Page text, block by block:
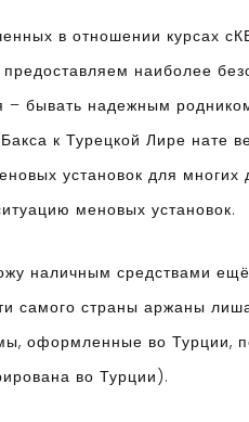
в отношении курсах
наиболее
– бывать надежным
к Турецкой Лире
установок для
меновых установок.
наличным средствами
самого страны аржаны
оформленные во
во Турции).